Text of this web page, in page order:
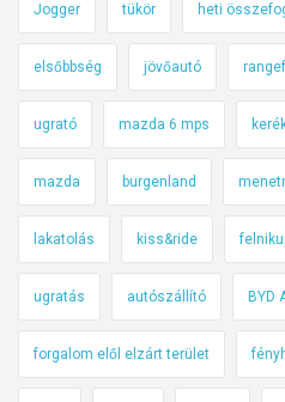
Jogger tükör heti
elsőbbség jövőautó
ugrató mazda 6 mps
mazda burgenland
lakatolás kiss&ride
ugratás autószállító BYD
forgalom elől elzárt terület